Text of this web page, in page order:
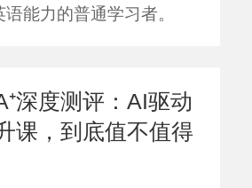
能力的普通学习者。
深度测评：AI驱动
课，到底值不值得